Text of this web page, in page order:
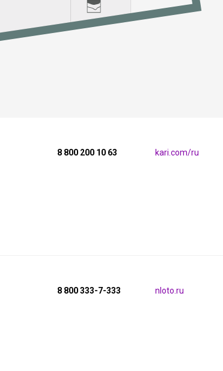
8 800 200 10 63 kari.com/ru
8 800 333-7-333 nloto.ru